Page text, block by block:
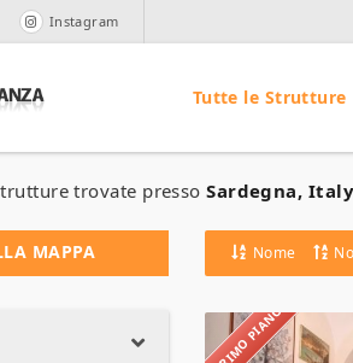
Instagram
Tutte le Strutture
trovate pressoSardegna, Italy
MAPPA Nome
Hotel
Terme